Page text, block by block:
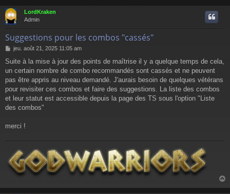
LordKraken
Admin
Suggestions pour les combos "cassés"
M
s
s
a
jeu. août 21, 2025 11:05 am
Suite à la mise à jour des points de maîtrise il y a quelque temps de cela,
un certain nombre de combo recommandés sont cassés et ne peuvent
pas être appris au niveau demandé. J'aurais besoin de quelques vétérans
pour revisiter ces combos et faire des suggestions. La liste des combos
et leur statut est accessible depuis la page des TS sous l'option "Liste
des combos"
merci !
a